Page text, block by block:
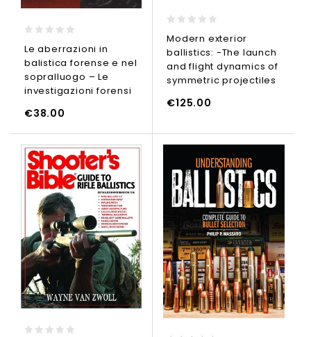
out
of
Le aberrazioni in
balistica forense e nel
sopralluogo – Le
investigazioni forensi
€38.00
out
of
Modern exterior
ballistics: -The launch
and flight dynamics of
symmetric projectiles
€125.00